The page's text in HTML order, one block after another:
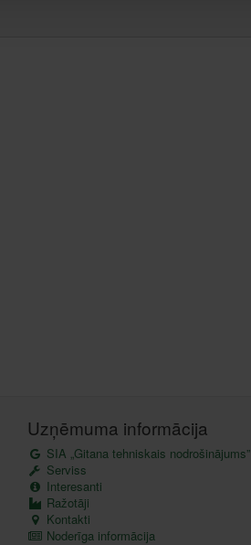
Uzņēmuma informācija
SIA „Gitana tehniskais nodrošinājums”
Serviss
Interesanti
Ražotāji
Kontakti
Noderīga informācija